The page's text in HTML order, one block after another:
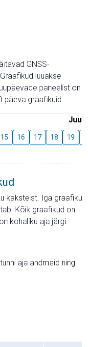
GNSS-
luuakse
paneelist on
päeva graafikuid.
Juuli
15 16 17 18 19
kaksteist. Iga graafiku
Kõik graafikud on
kohaliku aja järgi.
aja andmeid ning